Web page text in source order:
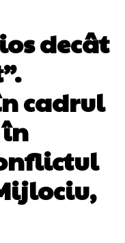
decât
cadrul